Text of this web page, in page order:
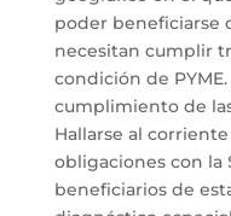
poder beneficiarse
necesitan cumplir
condición de
cumplimiento de
Hallarse al
obligaciones con la
beneficiarios de